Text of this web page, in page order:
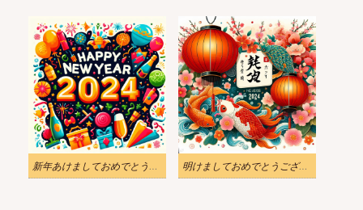
新年あけましておめでとうございます 2024 イラスト画像 明けましておめでとうございます 2024 イラスト